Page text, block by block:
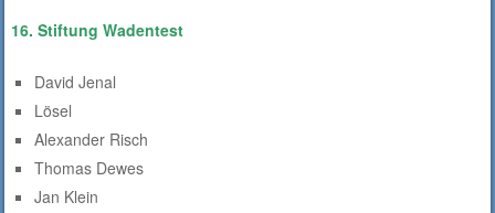
16. Stiftung Wadentest
David Jenal
Lösel
Alexander Risch
Thomas Dewes
Jan Klein